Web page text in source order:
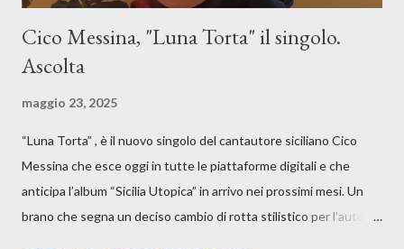
Cico Messina, "Luna Torta" il singolo.
Ascolta
maggio 23, 2025
“Luna Torta” , è il nuovo singolo del cantautore siciliano Cico
Messina che esce oggi in tutte le piattaforme digitali e che
anticipa l’album “Sicilia Utopica” in arrivo nei prossimi mesi. Un
brano che segna un deciso cambio di rotta stilistico per l’autore